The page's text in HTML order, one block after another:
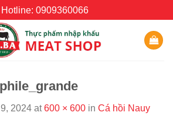
Hotline: 0909360066
2024 at600 × 600 in Cá hồi Nauy